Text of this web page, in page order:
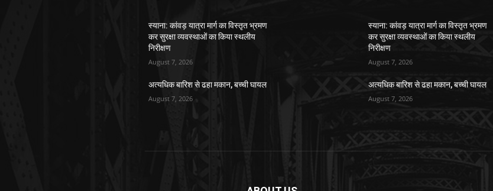
स्याना: कांवड़ यात्रा मार्ग का विस्तृत भ्रमण
कर सुरक्षा व्यवस्थाओं का किया स्थलीय
निरीक्षण
August 7, 2026
अत्यधिक बारिश से ढहा मकान, बच्ची घायल
August 7, 2026
स्याना: कांवड़ यात्रा मार्ग का विस्तृत भ्रमण
कर सुरक्षा व्यवस्थाओं का किया स्थलीय
निरीक्षण
August 7, 2026
अत्यधिक बारिश से ढहा मकान, बच्ची घायल
August 7, 2026